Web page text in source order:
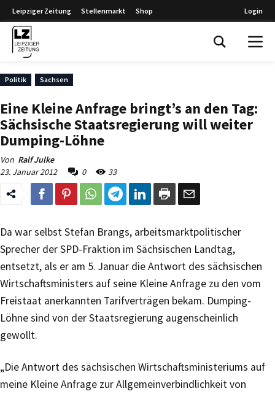
Leipziger Zeitung Stellenmarkt Shop Login
Politik Sachsen
Eine Kleine Anfrage bringt’s an den Tag:
Sächsische Staatsregierung will weiter
Dumping-Löhne
Von Ralf Julke
23. Januar 2012
0 33
Da war selbst Stefan Brangs, arbeitsmarktpolitischer
Sprecher der SPD-Fraktion im Sächsischen Landtag,
entsetzt, als er am 5. Januar die Antwort des sächsischen
Wirtschaftsministers auf seine Kleine Anfrage zu den vom
Freistaat anerkannten Tarifverträgen bekam. Dumping-
Löhne sind von der Staatsregierung augenscheinlich
gewollt.
„Die Antwort des sächsischen Wirtschaftsministeriums auf
meine Kleine Anfrage zur Allgemeinverbindlichkeit von